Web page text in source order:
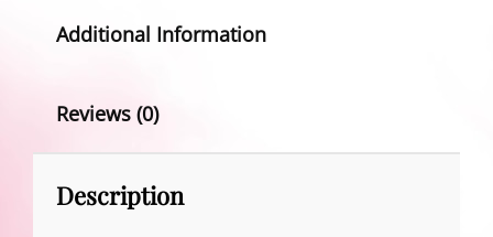
Additional Information
Reviews (0)
Description